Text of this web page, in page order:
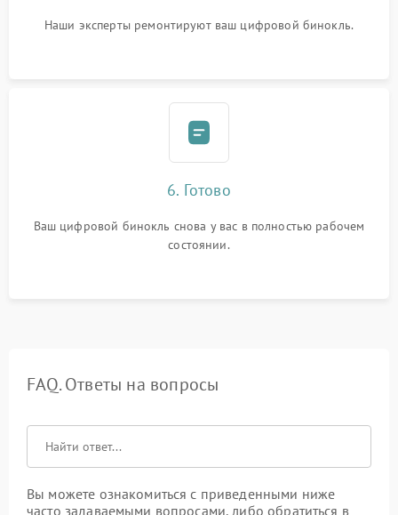
Наши эксперты ремонтируют ваш цифровой бинокль.
6. Готово
Ваш цифровой бинокль снова у вас в полностью рабочем
состоянии.
FAQ. Ответы на вопросы
Вы можете ознакомиться с приведенными ниже
часто задаваемыми вопросами, либо обратиться в